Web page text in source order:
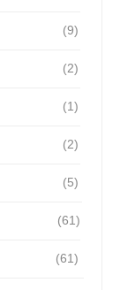
(9)
(2)
(1)
(2)
(5)
(61)
(61)